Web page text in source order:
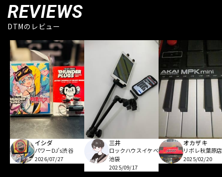
REVIEWS
DTMのレビュー
イシダ
パワーDJ's渋谷
2026/07/27
三井
ロックハウスイケベ
池袋
2025/09/17
オカザキ
リボレ秋葉原店
2025/02/20